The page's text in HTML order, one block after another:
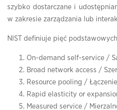
szybko dostarczane i
w zakresie zarządzania lub
NIST definiuje pięć
On-demand self-service /
Broad network access /
Resource pooling /
Rapid elasticity or
Measured service /